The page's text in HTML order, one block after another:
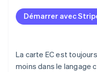
Satisfaction client
Augmentation des
Simplification de la
Démarrer avec
La carte EC est
moins dans le langage